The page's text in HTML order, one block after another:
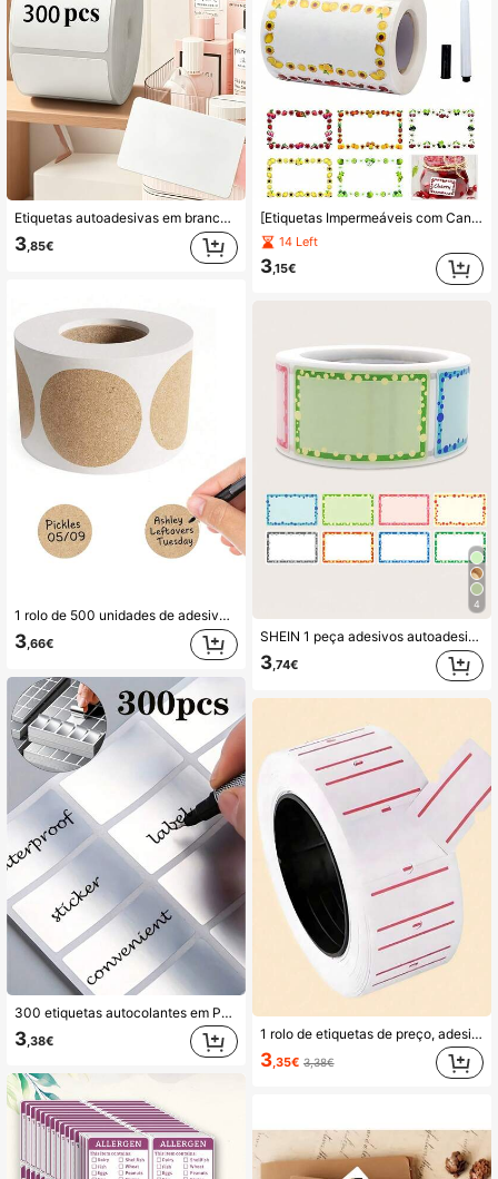
Etiquetas autoadesivas em branco para escrever, à prova de água e resistentes a óleo, fáceis de descolar sem resíduos, etiquetas de classificação à prova de água, notas adesivas removíveis, autocolantes de etiquetas autoadesivas de fácil descolagem, etiquetas removíveis de classificação para escrever para casa, etiquetas removíveis, autocolantes retangulares brancos, adequados para casa, escritório, etiquetas de marcação de itens, adequados para cozinha, casa de banho, escritório, dormitório, marcação de classificação DIY, uso em múltiplos cenários, essencial para casa, essencial para a volta às aulas
3,85€
1 rolo de 500 unidades de adesivos de papel kraft marrom natural, etiquetas redondas adesivas permanentes de 0,98 polegadas/1,5 polegadas para recipientes, etiquetas de embalagem de alimentos
3,66€
300 etiquetas autocolantes em PET à prova de água e resistentes a óleo, reutilizáveis para recipientes de alimentos, frascos e acabamentos de cozinha, etiquetas versáteis tipo quadro negro para especiarias, queijo e expositores de joias, material escolar, volta às aulas
3 ,38€
[Etiquetas Impermeáveis com Canetas para Etiquetas Incluídas] 120 peças+Etiquetas de Quadro Negro Impermeáveis Reutilizáveis com Canetas para Etiquetas - Autocolantes Removíveis Adequados para Recipientes de Armazenamento, Frascos Mason, Garrafas, Despensas de Alimentos e Acessórios de Escritório, Material Escolar para
14 Left
3,15€
4
SHEIN 1 peça adesivos autoadesivos multicoloridos com desenhos animados fofos escritos à mão com nome, adesivos para notas adesivas de caderno, adesivos adoráveis com etiquetas autoadesivas para livros multicoloridos
3,74€
1 rolo de etiquetas de preço, adesivos para supermercados e lojas de varejo (cada rolo com 500 adesivos), etiquetas autoadesivas, blocos de notas adesivas, etiquetas organizacionais, adesivos à prova d'água, etiquetas de nome manuscritas, materiais para scrapbook, adesivos divertidos, materiais para scrapbook, Kindle
3,35€ 3,38€